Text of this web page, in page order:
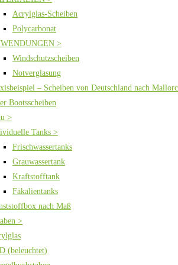
Acrylglas-Scheiben
Polycarbonat
>
Windschutzscheiben
Notverglasung
– Scheiben von Deutschland nach
Bootsscheiben
>
Tanks >
Frischwassertanks
Grauwassertank
Kraftstofftank
Fäkalientanks
nach Maß
>
(beleuchtet)